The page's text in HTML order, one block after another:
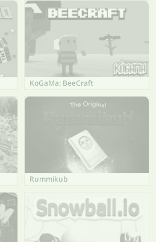
KoGaMa: BeeCraft
Rummikub